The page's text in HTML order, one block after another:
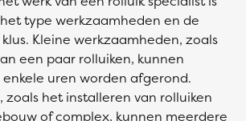
type werkzaamheden en de
Kleine werkzaamheden, zoals
een paar rolluiken, kunnen
uren worden afgerond.
zoals het installeren van rolluiken
of complex, kunnen meerdere